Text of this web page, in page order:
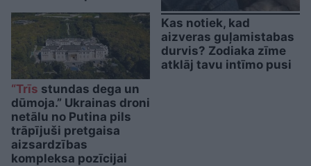
“Trīs stundas dega un
dūmoja.” Ukrainas droni
netālu no Putina pils
trāpījuši pretgaisa
aizsardzības
kompleksa pozīcijai
Kas notiek, kad
aizveras guļamistabas
durvis? Zodiaka zīme
atklāj tavu intīmo pusi